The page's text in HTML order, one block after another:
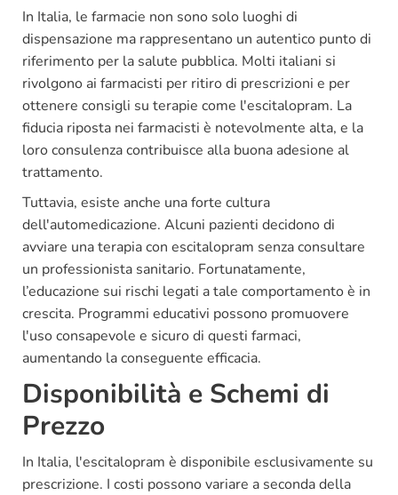
In Italia, le farmacie non sono solo luoghi di
dispensazione ma rappresentano un autentico punto di
riferimento per la salute pubblica. Molti italiani si
rivolgono ai farmacisti per ritiro di prescrizioni e per
ottenere consigli su terapie come l'escitalopram. La
fiducia riposta nei farmacisti è notevolmente alta, e la
loro consulenza contribuisce alla buona adesione al
trattamento.
Tuttavia, esiste anche una forte cultura
dell'automedicazione. Alcuni pazienti decidono di
avviare una terapia con escitalopram senza consultare
un professionista sanitario. Fortunatamente,
l’educazione sui rischi legati a tale comportamento è in
crescita. Programmi educativi possono promuovere
l'uso consapevole e sicuro di questi farmaci,
aumentando la conseguente efficacia.
Disponibilità e Schemi di
Prezzo
In Italia, l'escitalopram è disponibile esclusivamente su
prescrizione. I costi possono variare a seconda della